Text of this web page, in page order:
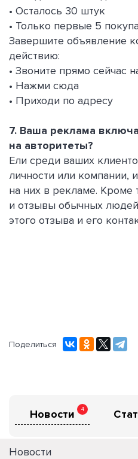
• Осталось 30 штук
• Только первые 5
Завершите объявление
действию:
• Звоните прямо сейчас
• Нажми сюда
• Приходи по адресу
7. Ваша реклама
на авторитеты?
Ели среди ваших
личности или компании,
на них в рекламе. Кроме
и отзывы обычных
этого отзыва и его
Поделиться
Новости 4
Новости